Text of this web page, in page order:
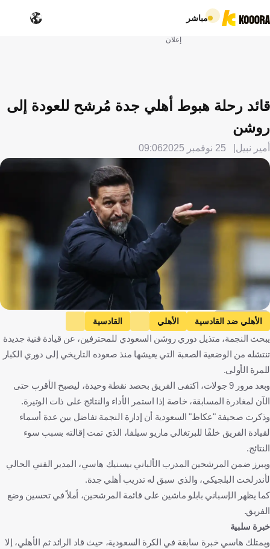
مباشر
إعلان
قائد رحلة هبوط أهلي جدة مُرشح للعودة إلى
روشن
أمير نبيل 25 نوفمبر 2025 09:06
Getty Images
الأهلي ضد القادسية الأهلي
القادسية
كأس خادم الحرمين الشريفين
بيسنيك هاسي
النجمة
المملكة العربية السعودية
ألبانيا كرة قدم
يبحث النجمة، متذيل دوري روشن السعودي للمحترفين، عن قيادة فنية جديدة
تنتشله من الوضعية الصعبة التي يعيشها منذ صعوده التاريخي إلى دوري الكبار
للمرة الأولى.
وبعد مرور 9 جولات، اكتفى الفريق بحصد نقطة وحيدة، ليصبح الأقرب حتى
الآن لمغادرة المسابقة، خاصة إذا استمر الأداء والنتائج على ذات الوتيرة.
وذكرت صحيفة "عكاظ" السعودية أن إدارة النجمة تفاضل بين عدة أسماء
لقيادة الفريق خلفًا للبرتغالي ماريو سيلفا، الذي تمت إقالته بسبب سوء
النتائج.
ويبرز ضمن المرشحين المدرب الألباني بيسنيك هاسي، المدير الفني الحالي
لأندرلخت البلجيكي، والذي سبق له تدريب أهلي جدة.
كما يظهر الإسباني بابلو ماشين على قائمة المرشحين، أملاً في تحسين وضع
الفريق.
خبرة سلبية
ويمتلك هاسي خبرة سابقة في الكرة السعودية، حيث قاد الرائد ثم الأهلي، إلا